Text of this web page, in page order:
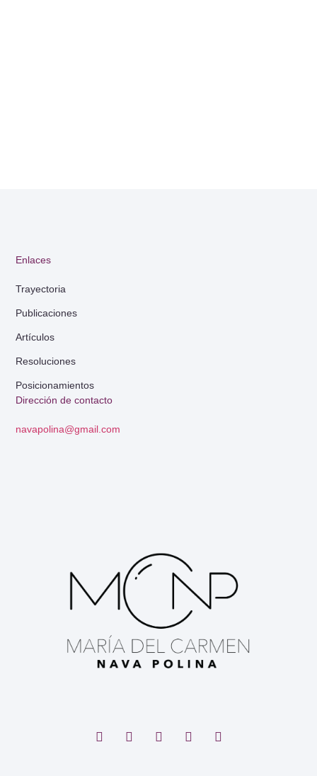
Dirección de contacto
navapolina@gmail.com
Enlaces
Trayectoria
Publicaciones
Artículos
Resoluciones
Posicionamientos